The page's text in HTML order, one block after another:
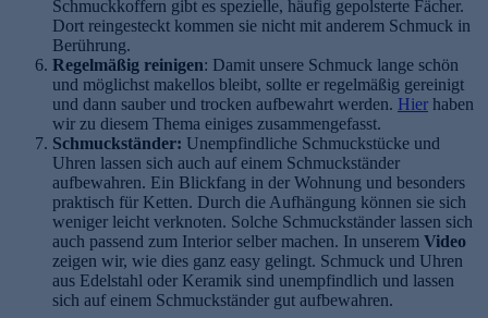
Schmuckkoffern gibt es spezielle, häufig gepolsterte Fächer.
Dort reingesteckt kommen sie nicht mit anderem Schmuck in
Berührung.
Regelmäßig reinigen: Damit unsere Schmuck lange schön
und möglichst makellos bleibt, sollte er regelmäßig gereinigt
und dann sauber und trocken aufbewahrt werden. Hier haben
wir zu diesem Thema einiges zusammengefasst.
Schmuckständer: Unempfindliche Schmuckstücke und
Uhren lassen sich auch auf einem Schmuckständer
aufbewahren. Ein Blickfang in der Wohnung und besonders
praktisch für Ketten. Durch die Aufhängung können sie sich
weniger leicht verknoten. Solche Schmuckständer lassen sich
auch passend zum Interior selber machen. In unserem Video
zeigen wir, wie dies ganz easy gelingt. Schmuck und Uhren
aus Edelstahl oder Keramik sind unempfindlich und lassen
sich auf einem Schmuckständer gut aufbewahren.